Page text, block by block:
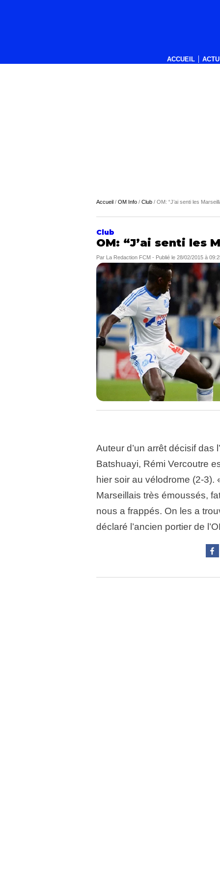
ACCUEIL
Accueil / OM Info / Club / OM: “J’ai senti les
Club
OM: “J’ai senti les
Par La Redaction FCM - Publié le 28/02/2015 à
Auteur d’un arrêt décisif das
Batshuayi, Rémi Vercoutre
hier soir au vélodrome (2-3).
Marseillais très émoussés,
nous a frappés. On les a
déclaré l’ancien portier de